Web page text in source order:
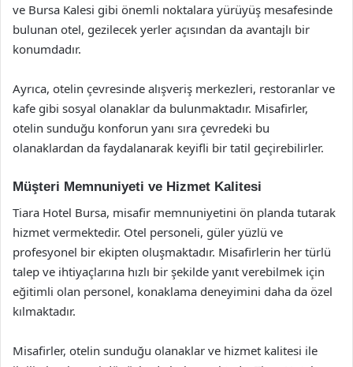
ve Bursa Kalesi gibi önemli noktalara yürüyüş mesafesinde
bulunan otel, gezilecek yerler açısından da avantajlı bir
konumdadır.
Ayrıca, otelin çevresinde alışveriş merkezleri, restoranlar ve
kafe gibi sosyal olanaklar da bulunmaktadır. Misafirler,
otelin sunduğu konforun yanı sıra çevredeki bu
olanaklardan da faydalanarak keyifli bir tatil geçirebilirler.
Müşteri Memnuniyeti ve Hizmet Kalitesi
Tiara Hotel Bursa, misafir memnuniyetini ön planda tutarak
hizmet vermektedir. Otel personeli, güler yüzlü ve
profesyonel bir ekipten oluşmaktadır. Misafirlerin her türlü
talep ve ihtiyaçlarına hızlı bir şekilde yanıt verebilmek için
eğitimli olan personel, konaklama deneyimini daha da özel
kılmaktadır.
Misafirler, otelin sunduğu olanaklar ve hizmet kalitesi ile